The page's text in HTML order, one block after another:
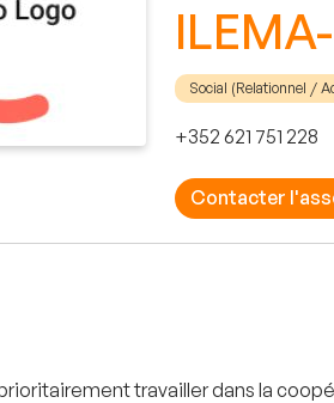
Social (Relationnel /
+352 621 751 228
Contacter
travailler dans la